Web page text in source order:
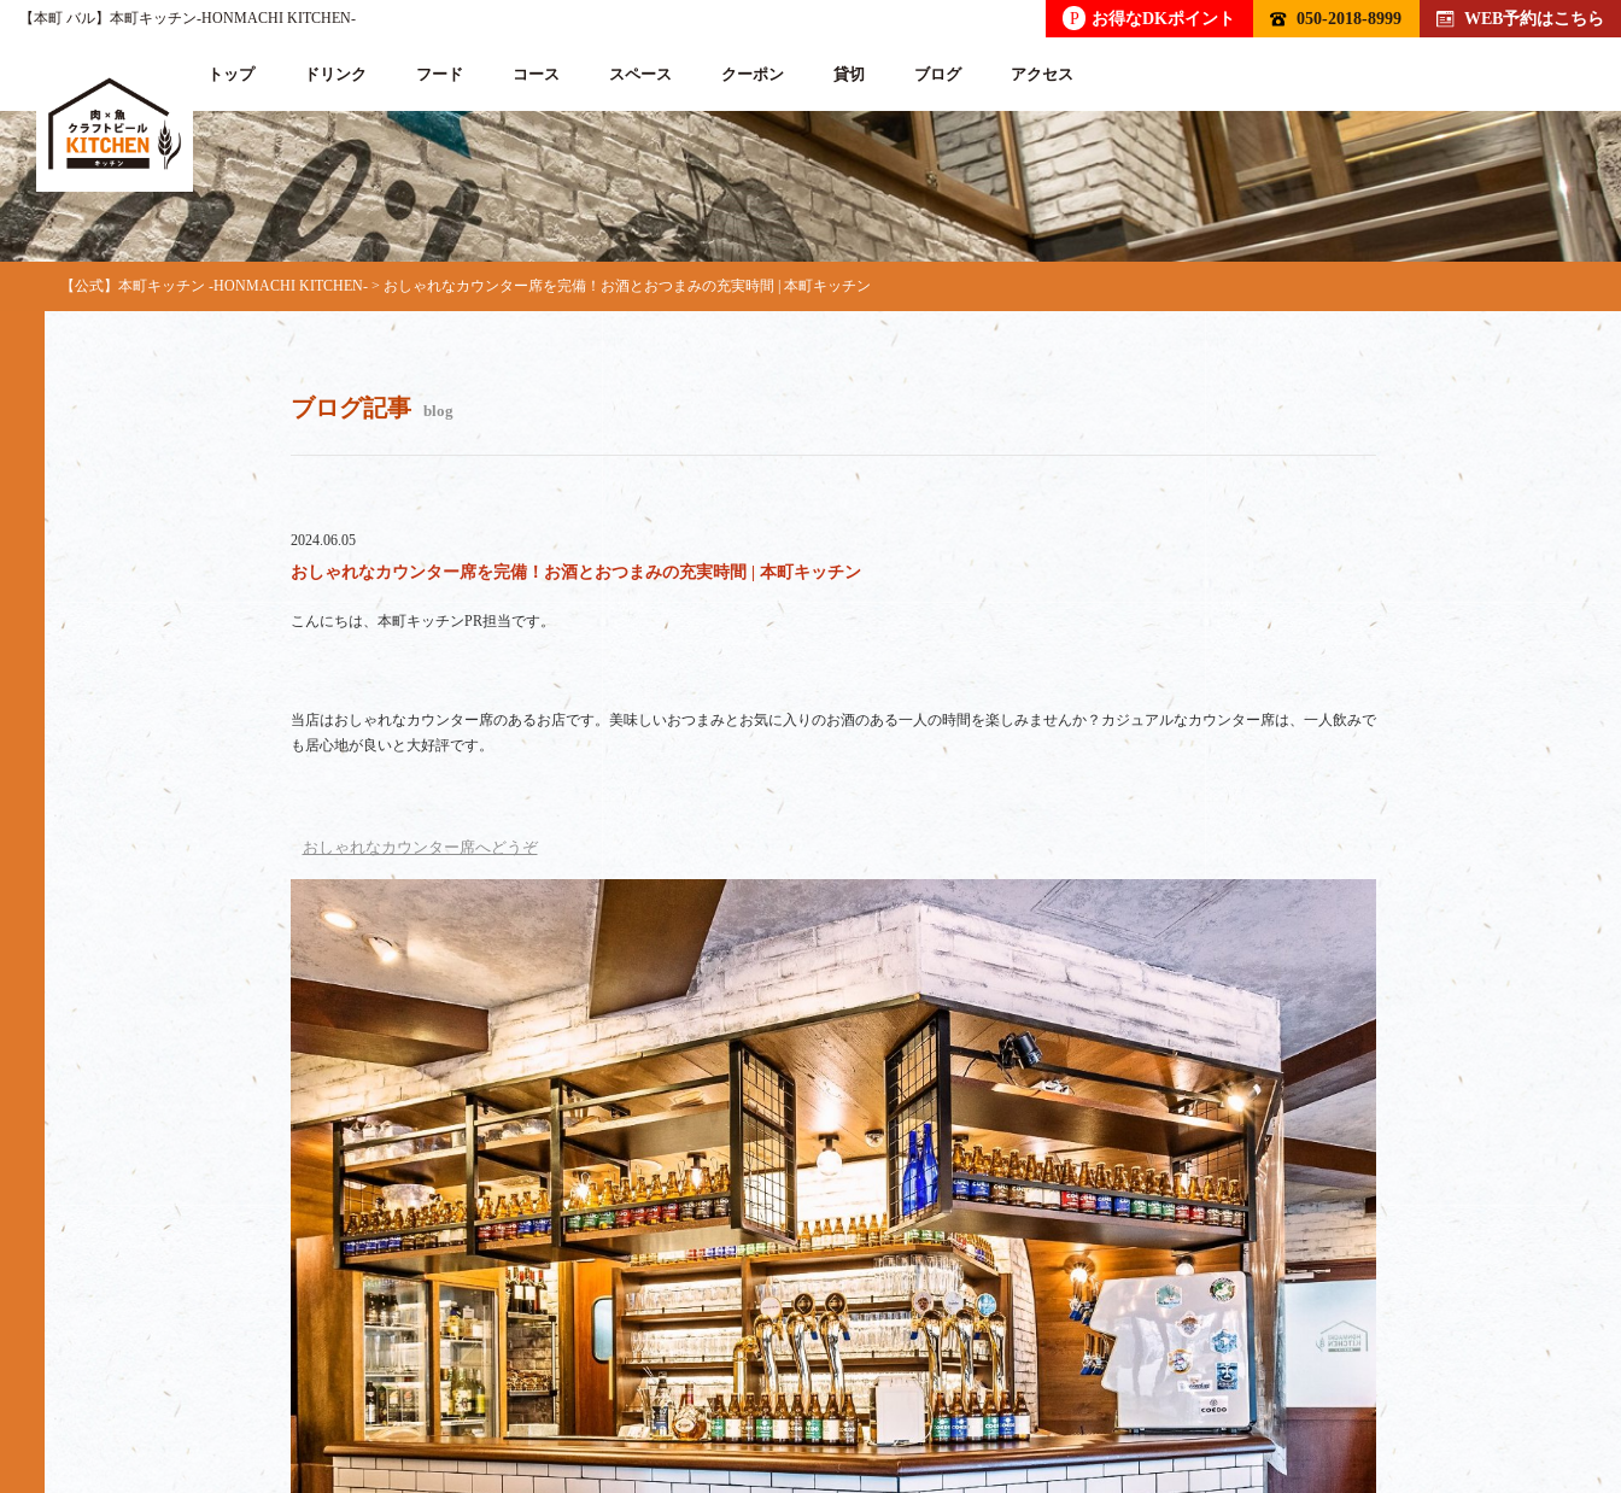
【本町 バル】本町キッチン‐HONMACHI KITCHEN‐ P お得なDKポイント 050-2018-8999 WEB予約はこちら
トップ ドリンク フード コース スペース クーポン 貸切 ブログ アクセス
【公式】本町キッチン ‐HONMACHI KITCHEN‐ > おしゃれなカウンター席を完備！お酒とおつまみの充実時間 | 本町キッチン
ブログ記事 blog
2024.06.05
おしゃれなカウンター席を完備！お酒とおつまみの充実時間 | 本町キッチン
こんにちは、本町キッチンPR担当です。
当店はおしゃれなカウンター席のあるお店です。美味しいおつまみとお気に入りのお酒のある一人の時間を楽しみませんか？カジュアルなカウンター席は、一人飲みで
も居心地が良いと大好評です。
おしゃれなカウンター席へどうぞ